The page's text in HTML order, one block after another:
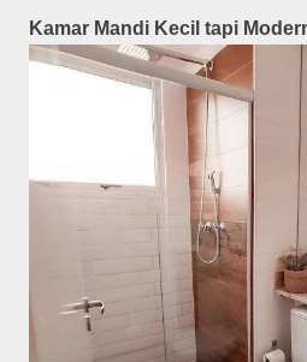
Kamar Mandi Kecil tapi